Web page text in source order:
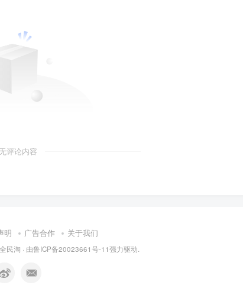
评论内容
明 广告合作 关于我们
全民淘 · 由鲁ICP备20023661号-11强力驱动.